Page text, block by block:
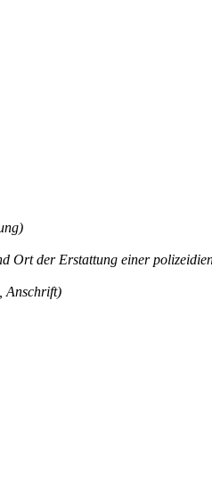
Ort der Erstattung einer
Anschrift)